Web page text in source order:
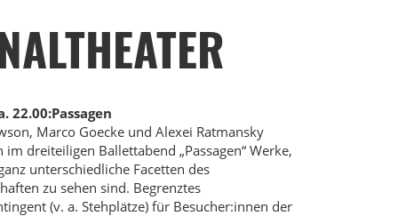
22.00:Passagen
Marco Goecke und Alexei Ratmansky
im dreiteiligen Ballettabend „Passagen“ Werke,
unterschiedliche Facetten des
zu sehen sind. Begrenztes
(v. a. Stehplätze) für Besucher:innen der